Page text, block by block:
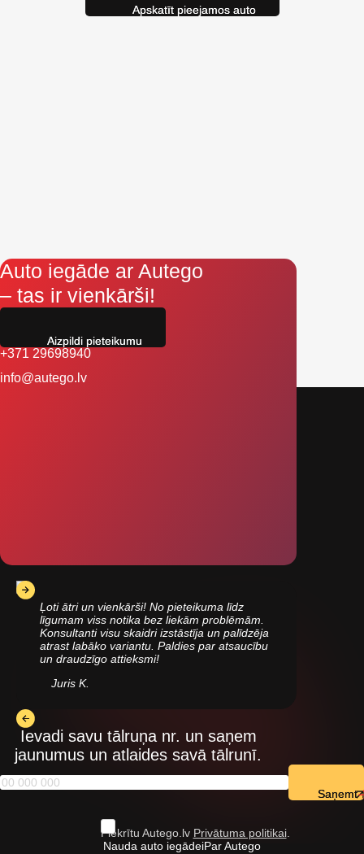
Auto iegāde ar Autego
– tas ir vienkārši!
+371 29698940
info@autego.lv
Ļoti ātri un vienkārši! No pieteikuma līdz
līgumam viss notika bez liekām problēmām.
Konsultanti visu skaidri izstāstīja un palīdzēja
atrast labāko variantu. Paldies par atsaucību
un draudzīgo attieksmi!
Juris K.
Ievadi savu tālruņa nr. un saņem
jaunumus un atlaides savā tālrunī.
Piekrītu Autego.lv Privātuma politikai.
Nauda auto iegādeiPar Autego